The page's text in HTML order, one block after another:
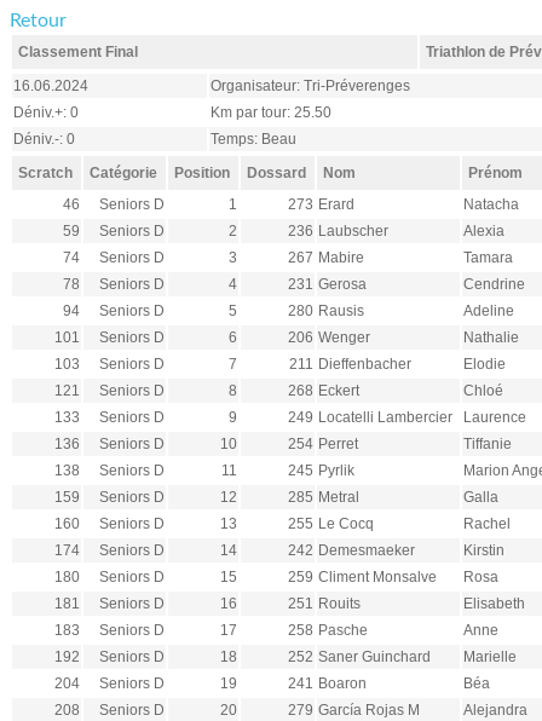
Retour
Classement Final
Triathlon de
16.06.2024
Organisateur: Tri-Préverenges
Déniv.+: 0
Km par tour: 25.50
Déniv.-: 0
Temps: Beau
Scratch
Catégorie Position Dossard Nom
Prénom
46
Seniors D 1 273 Erard
Natacha
59
Seniors D 2 236 Laubscher
Alexia
74
Seniors D 3 267 Mabire
Tamara
78
Seniors D 4 231 Gerosa
Cendrine
94
Seniors D 5 280 Rausis
Adeline
101
Seniors D 6 206 Wenger
Nathalie
103
Seniors D 7 211 Dieffenbacher
Elodie
121
Seniors D 8 268 Eckert
Chloé
133
Seniors D 9 249 Locatelli Lambercier
Laurence
136
Seniors D 10 254 Perret
Tiffanie
138
Seniors D 11 245 Pyrlik
Marion
159
Seniors D 12 285 Metral
Galla
160
Seniors D 13 255 Le Cocq
Rachel
174
Seniors D 14 242 Demesmaeker
Kirstin
180
Seniors D 15 259 Climent Monsalve
Rosa
181
Seniors D 16 251 Rouits
Elisabeth
183
Seniors D 17 258 Pasche
Anne
192
Seniors D 18 252 Saner Guinchard
Marielle
204
Seniors D 19 241 Boaron
Béa
208
Seniors D 20 279 García Rojas M
Alejandra